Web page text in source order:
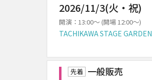
2026/11/3(火・祝)
開演：13:00～ (開場 12:00～)
TACHIKAWA STAGE GARDEN
先着 一般販売